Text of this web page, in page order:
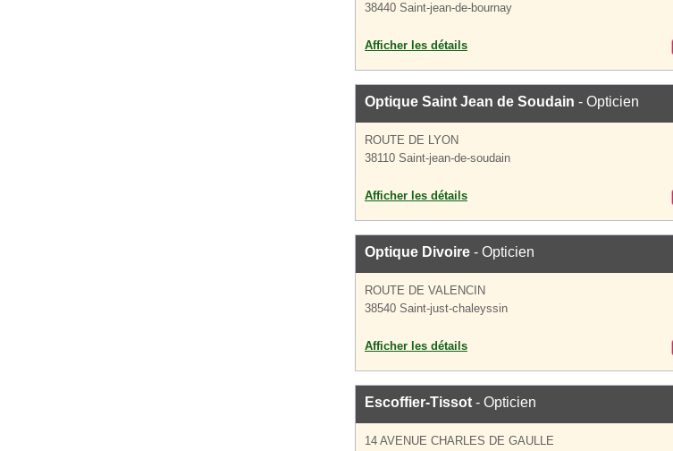
38440 Saint-jean-de-bournay
Afficher les détails
Optique Saint Jean de Soudain - Opticien
ROUTE DE LYON
38110 Saint-jean-de-soudain
Afficher les détails
Optique Divoire - Opticien
ROUTE DE VALENCIN
38540 Saint-just-chaleyssin
Afficher les détails
Escoffier-Tissot - Opticien
14 AVENUE CHARLES DE GAULLE